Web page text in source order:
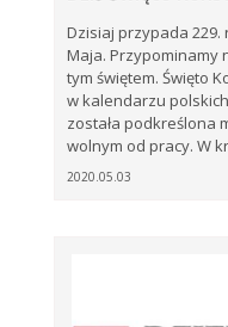
Dzisiaj przypada 229.
Maja. Przypominamy
tym świętem. Święto
w kalendarzu
została podkreślona
wolnym od pracy. W
2020.05.03